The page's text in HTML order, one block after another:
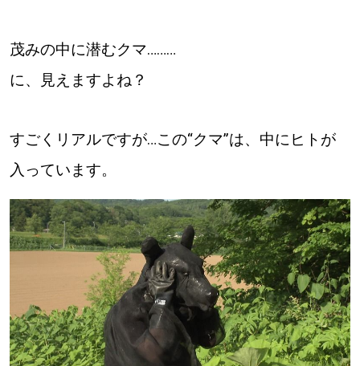
道東
KEYWORD キーワード
Sitakke編集部あい
【いろんな価値観や生き方に触れたい】
Sitakke編集部 IKU 【まったり楽しみたい】
【暮らしの知恵を身につけたい】 札幌市
【札幌のお気に入りを見つけたい】
茂みの中に潜むクマ………
に、見えますよね？
すごくリアルですが…この“クマ”は、中にヒトが
入っています。